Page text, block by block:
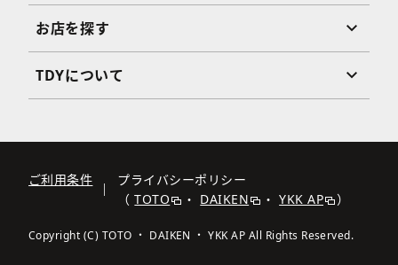
お店を探す
TDYについて
ご利用条件
プライバシーポリシー
（TOTO ・ DAIKEN ・YKK AP ）
Copyright (C) TOTO ・ DAIKEN ・ YKK AP All Rights Reserved.